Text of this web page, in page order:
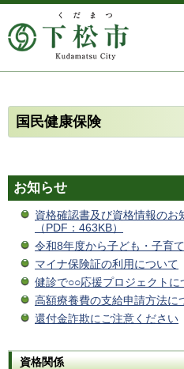
国民健康保険
お知らせ
資格確認書及び資格情報のお
（PDF：463KB）
令和8年度から子ども・子育
マイナ保険証の利用について
健診で○○応援プロジェクトに
高額療養費の支給申請方法に
還付金詐欺にご注意ください
資格関係